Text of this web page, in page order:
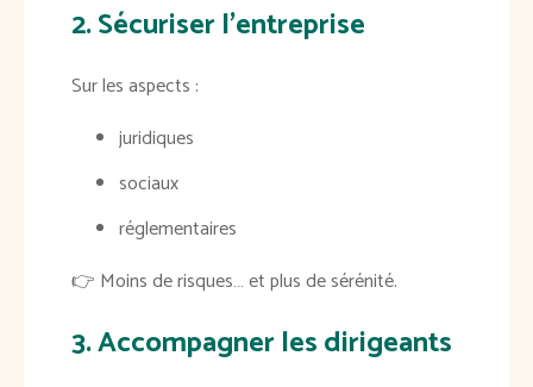
2. Sécuriser l’entreprise
Sur les aspects :
juridiques
sociaux
réglementaires
👉 Moins de risques… et plus de sérénité.
3. Accompagner les dirigeants